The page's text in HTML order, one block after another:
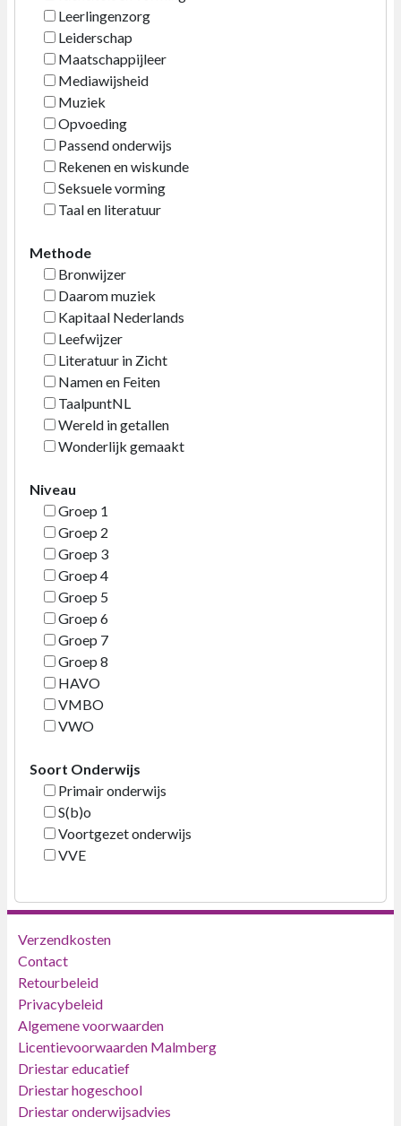
Leerlingenzorg
Leiderschap
Maatschappijleer
Mediawijsheid
Muziek
Opvoeding
Passend onderwijs
Rekenen en wiskunde
Seksuele vorming
Taal en literatuur
Methode
Bronwijzer
Daarom muziek
Kapitaal Nederlands
Leefwijzer
Literatuur in Zicht
Namen en Feiten
TaalpuntNL
Wereld in getallen
Wonderlijk gemaakt
Niveau
Groep 1
Groep 2
Groep 3
Groep 4
Groep 5
Groep 6
Groep 7
Groep 8
HAVO
VMBO
VWO
Soort Onderwijs
Primair onderwijs
S(b)o
Voortgezet onderwijs
VVE
Verzendkosten
Contact
Retourbeleid
Privacybeleid
Algemene voorwaarden
Licentievoorwaarden Malmberg
Driestar educatief
Driestar hogeschool
Driestar onderwijsadvies